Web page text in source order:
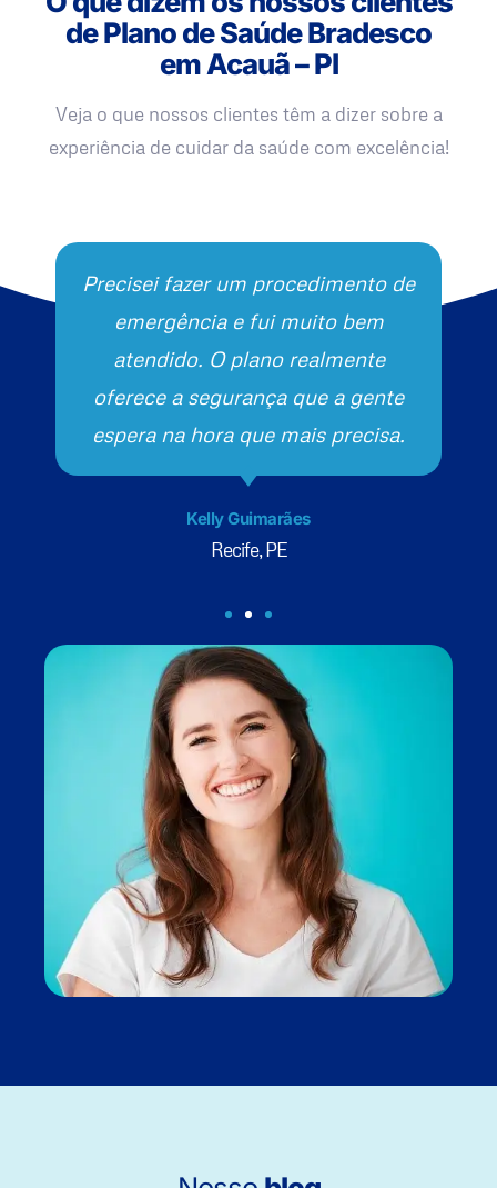
de Plano de Saúde Bradesco
em Acauã – PI
Veja o que nossos clientes têm a dizer sobre a
experiência de cuidar da saúde com excelência!
Precisei fazer um procedimento de
emergência e fui muito bem
atendido. O plano realmente
oferece a segurança que a gente
espera na hora que mais precisa.
Kelly Guimarães
Recife, PE